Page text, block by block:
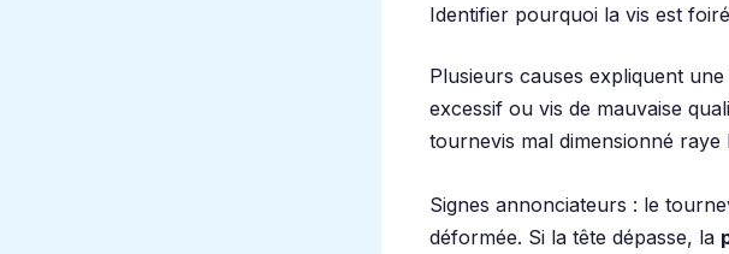
Identifier pourquoi la vis est
Plusieurs causes expliquent une
excessif ou vis de mauvaise
tournevis mal dimensionné raye
Signes annonciateurs : le
déformée. Si la tête dépasse, la